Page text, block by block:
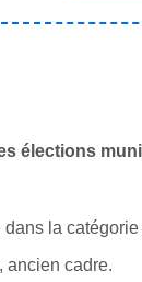
élections
la
ancien cadre.